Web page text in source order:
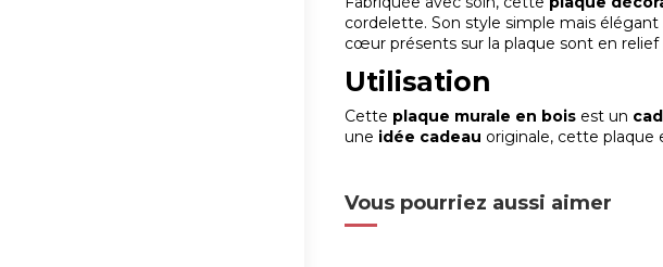
cordelette. Son style simple mais
cœur présents sur la plaque sont en
Utilisation
Cette plaque murale en bois est un
une idée cadeau originale, cette plaque
Vous pourriez aussi aimer